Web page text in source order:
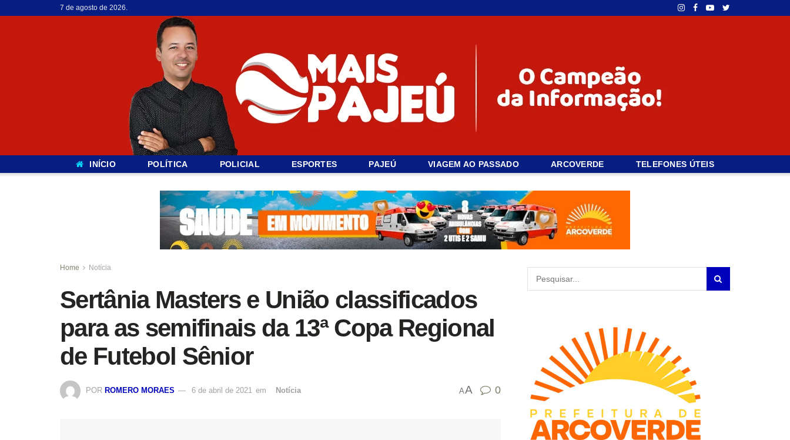
7 de agosto de 2026.
INÍCIO POLÍTICA POLICIAL ESPORTES PAJEÚ VIAGEM AO PASSADO ARCOVERDE TELEFONES ÚTEIS
Home Notícia
Sertânia Masters e União classificados
para as semifinais da 13ª Copa Regional
de Futebol Sênior
POR ROMERO MORAES 6 de abril de 2021 emﾠ Notícia AA 0